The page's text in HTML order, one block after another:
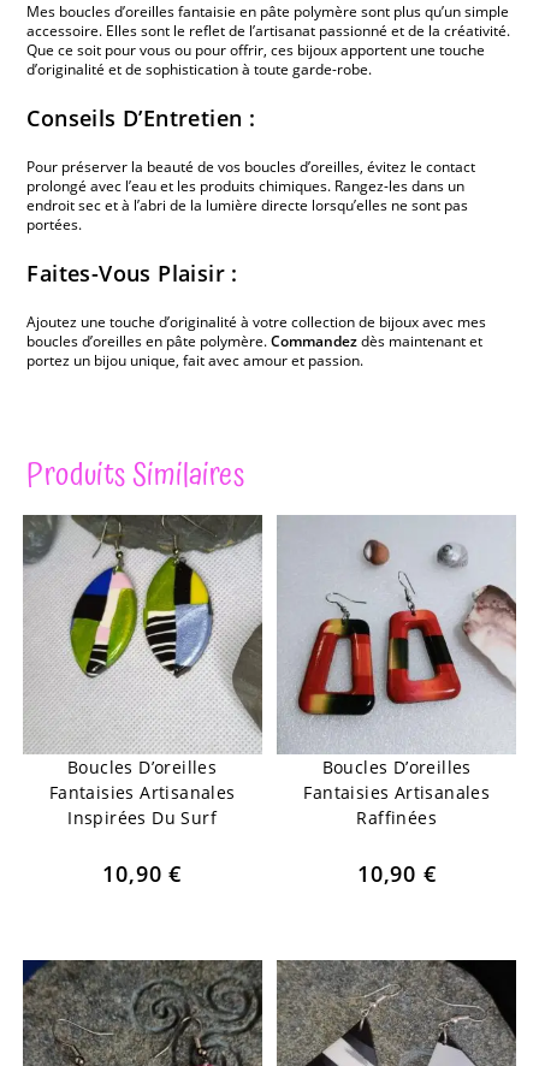
Mes boucles d’oreilles fantaisie en pâte polymère sont plus qu’un simple
accessoire. Elles sont le reflet de l’artisanat passionné et de la créativité.
Que ce soit pour vous ou pour offrir, ces bijoux apportent une touche
d’originalité et de sophistication à toute garde-robe.
Conseils D’Entretien :
Pour préserver la beauté de vos boucles d’oreilles, évitez le contact
prolongé avec l’eau et les produits chimiques. Rangez-les dans un
endroit sec et à l’abri de la lumière directe lorsqu’elles ne sont pas
portées.
Faites-Vous Plaisir :
Ajoutez une touche d’originalité à votre collection de bijoux avec mes
boucles d’oreilles en pâte polymère.Commandezdès maintenant et
portez un bijou unique, fait avec amour et passion.
Produits Similaires
Boucles D’oreilles
Fantaisies Artisanales
Inspirées Du Surf
10,90€
Boucles D’oreilles
Fantaisies Artisanales
Raffinées
10,90 €